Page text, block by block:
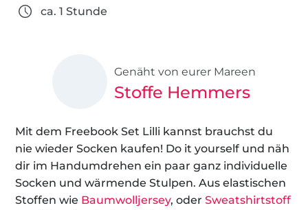
ca. 1 Stunde
Genäht von eurer Mareen
Stoffe Hemmers
Mit dem Freebook Set Lilli kannst brauchst du
nie wieder Socken kaufen! Do it yourself und näh
dir im Handumdrehen ein paar ganz individuelle
Socken und wärmende Stulpen. Aus elastischen
Stoffen wie Baumwolljersey, oderSweatshirtstoff